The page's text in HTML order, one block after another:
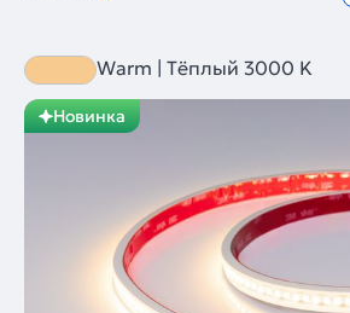
Warm | Тёплый 3000 K
Новинка